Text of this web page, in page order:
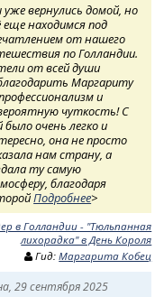
вернулись домой, но
еще находимся под
от нашего
по Голландии.
от всей души
Маргариту
и
чуткость! ​ С
было очень легко и
она не просто
нам страну, а
ту самую
благодаря
Подробнее>
в Голландии - "Тюльпанная
лихорадка" в День Короля
Гид:Маргарита Кобец
29 сентября 2025